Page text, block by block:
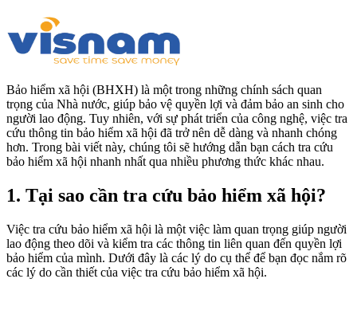
Bảo hiểm xã hội (BHXH) là một trong những chính sách quan
trọng của Nhà nước, giúp bảo vệ quyền lợi và đảm bảo an sinh cho
người lao động. Tuy nhiên, với sự phát triển của công nghệ, việc tra
cứu thông tin bảo hiểm xã hội đã trở nên dễ dàng và nhanh chóng
hơn. Trong bài viết này, chúng tôi sẽ hướng dẫn bạn cách tra cứu
bảo hiểm xã hội nhanh nhất qua nhiều phương thức khác nhau.
1. Tại sao cần tra cứu bảo hiểm xã hội?
Việc tra cứu bảo hiểm xã hội là một việc làm quan trọng giúp người
lao động theo dõi và kiểm tra các thông tin liên quan đến quyền lợi
bảo hiểm của mình. Dưới đây là các lý do cụ thể để bạn đọc nắm rõ
các lý do cần thiết của việc tra cứu bảo hiểm xã hội.